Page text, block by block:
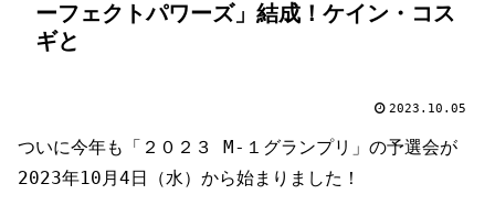
ーフェクトパワーズ」結成！ケイン・コス
ギと
2023.10.05
ついに今年も「２０２３ M-１グランプリ」の予選会が
2023年10月4日（水）から始まりました！